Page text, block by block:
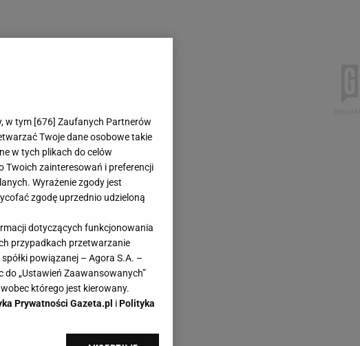
w tym [676] Zaufanych Partnerów
Twoje dane osobowe takie
w tych plikach do celów
Twoich zainteresowań i preferencji
Wyrażenie zgody jest
zgodę uprzednio udzieloną
dotyczących funkcjonowania
przypadkach przetwarzanie
powiązanej – Agora S.A. –
„Ustawień Zaawansowanych”
którego jest kierowany.
Prywatności Gazeta.pl iPolityka